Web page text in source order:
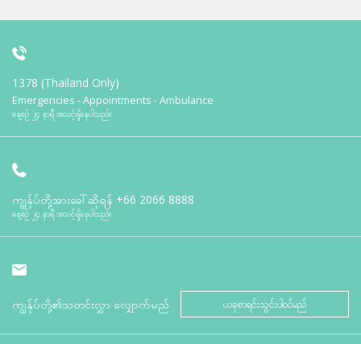
1378 (Thailand Only)
Emergencies - Appointments - Ambulance
နေ့စဉ် ၂၄ နာရီ အသင့်ရှိနေပါသည်။
ကျွန်ုပ်တို့အားခေါ်ဆိုရန် +66 2066 8888
နေ့စဉ် ၂၄ နာရီ အသင့်ရှိနေပါသည်။
ကျွန်ုပ်တို့၏သတင်းလွှာ လျှောက်မည် ယခုစာရင်းသွင်းပါဝင်မည်